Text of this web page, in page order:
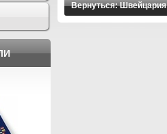
Вернуться: Швейцария